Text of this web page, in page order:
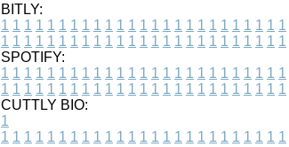
BITLY:
1 1 1 1 1 1 1 1 1 1 1 1 1 1 1 1 1 1 1 1 1 1 1 1 1
1 1 1 1 1 1 1 1 1 1 1 1 1 1 1 1 1 1 1 1 1 1 1 1 1
SPOTIFY:
1 1 1 1 1 1 1 1 1 1 1 1 1 1 1 1 1 1 1 1 1 1 1 1 1
1 1 1 1 1 1 1 1 1 1 1 1 1 1 1 1 1 1 1 1 1 1 1 1 1
CUTTLY BIO:
1
1 1 1 1 1 1 1 1 1 1 1 1 1 1 1 1 1 1 1 1 1 1 1 1 1